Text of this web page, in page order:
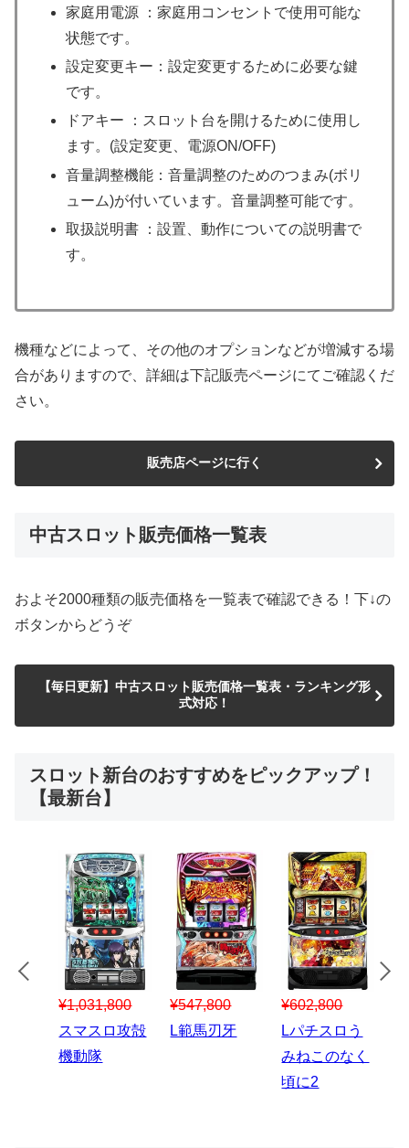
家庭用電源 ：家庭用コンセントで使用可能な
状態です。
設定変更キー：設定変更するために必要な鍵
です。
ドアキー ：スロット台を開けるために使用し
ます。(設定変更、電源ON/OFF)
音量調整機能：音量調整のためのつまみ(ボリ
ューム)が付いています。音量調整可能です。
取扱説明書 ：設置、動作についての説明書で
す。
機種などによって、その他のオプションなどが増減する場
合がありますので、詳細は下記販売ページにてご確認くだ
さい。
販売店ページに行く
中古スロット販売価格一覧表
およそ2000種類の販売価格を一覧表で確認できる！下↓の
ボタンからどうぞ
【毎日更新】中古スロット販売価格一覧表・ランキング形
式対応！
スロット新台のおすすめをピックアップ！
【最新台】
¥547,800
スマスロハナ
ビ
¥150,000
スマスロ秘宝
¥1,867,800
Lパチスロ 炎
炎ノ消防隊2